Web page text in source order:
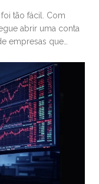
tão fácil. Com
abrir uma conta
empresas que
milhões de novos
essa facilidade,